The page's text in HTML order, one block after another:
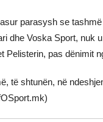
parasysh se
dhe Voska Sport, nuk
Pelisterin, pas dënimit
të shtunën, në